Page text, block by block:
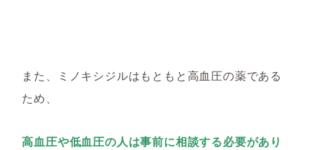
また、ミノキシジルはもともと高血圧の薬である
ため、
高血圧や低血圧の人は事前に相談する必要があり